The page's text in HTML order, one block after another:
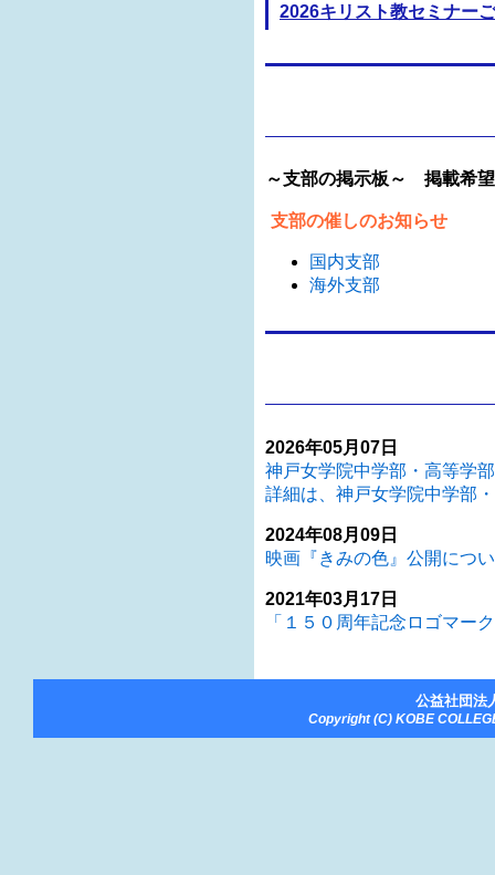
2026キリスト教セミナー
～支部の掲示板～ 掲載希
支部の催しのお知らせ
国内支部
海外支部
2026年05月07日
神戸女学院中学部・高等学
詳細は、神戸女学院中学部
2024年08月09日
映画『きみの色』公開につ
2021年03月17日
「１５０周年記念ロゴマー
公益社団法
Copyright (C) KOBE